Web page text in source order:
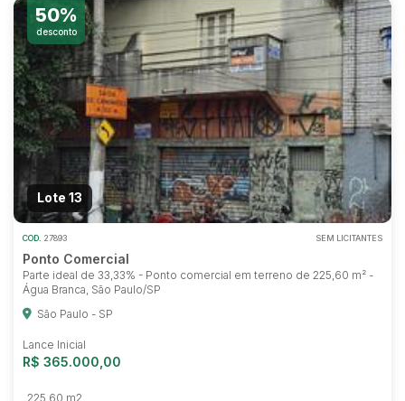
50%
desconto
Lote 13
COD. 27893 SEM LICITANTES
Ponto Comercial
Parte ideal de 33,33% - Ponto comercial em terreno de 225,60 m² -
Água Branca, São Paulo/SP
São Paulo - SP
Lance Inicial
R$ 365.000,00
225,60 m2